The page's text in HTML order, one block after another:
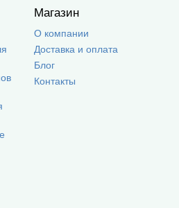
Магазин
О компании
Доставка и оплата
Блог
Контакты